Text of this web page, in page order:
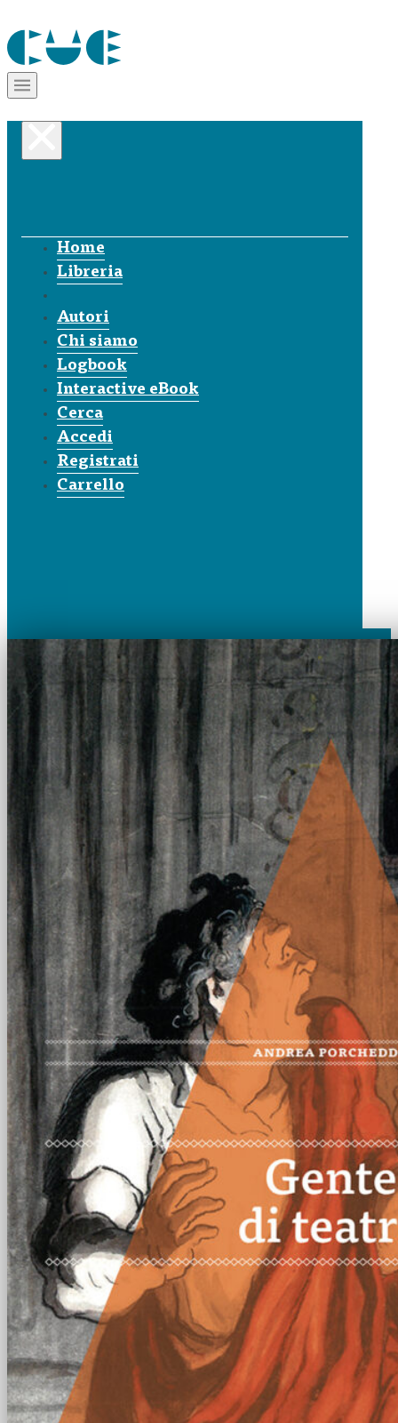
Home
Libreria
Autori
Chi siamo
Logbook
Interactive eBook
Cerca
Accedi
Registrati
Carrello